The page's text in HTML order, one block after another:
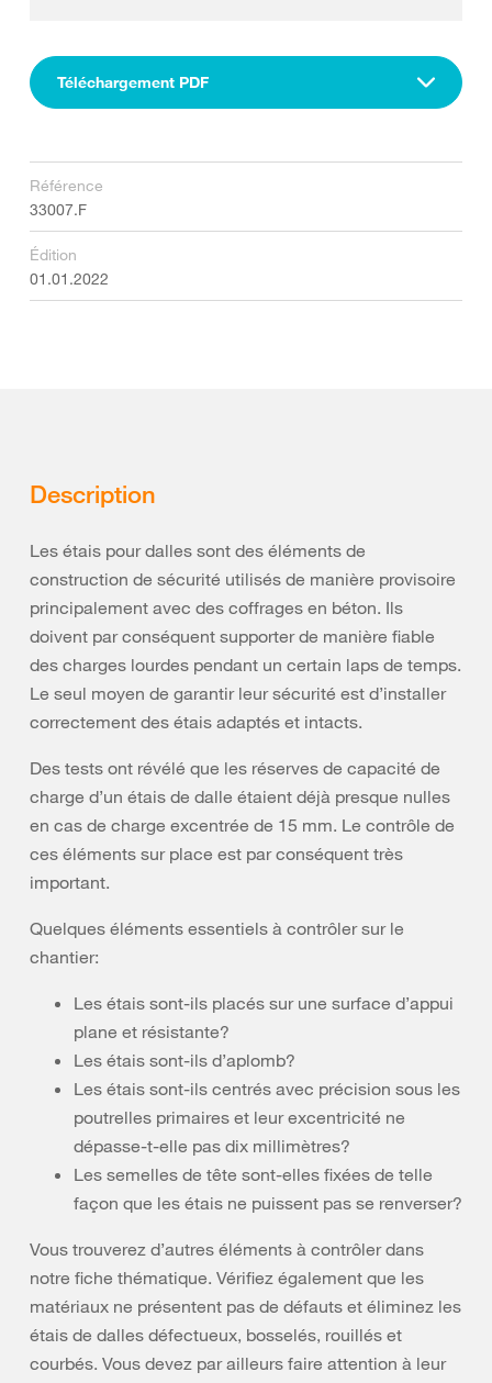
Téléchargement PDF
Référence
33007.F
Édition
01.01.2022
Description
Les étais pour dalles sont des éléments de
construction de sécurité utilisés de manière provisoire
principalement avec des coffrages en béton. Ils
doivent par conséquent supporter de manière fiable
des charges lourdes pendant un certain laps de temps.
Le seul moyen de garantir leur sécurité est d’installer
correctement des étais adaptés et intacts.
Des tests ont révélé que les réserves de capacité de
charge d’un étais de dalle étaient déjà presque nulles
en cas de charge excentrée de 15 mm. Le contrôle de
ces éléments sur place est par conséquent très
important.
Quelques éléments essentiels à contrôler sur le
chantier:
Les étais sont-ils placés sur une surface d’appui
plane et résistante?
Les étais sont-ils d’aplomb?
Les étais sont-ils centrés avec précision sous les
poutrelles primaires et leur excentricité ne
dépasse-t-elle pas dix millimètres?
Les semelles de tête sont-elles fixées de telle
façon que les étais ne puissent pas se renverser?
Vous trouverez d’autres éléments à contrôler dans
notre fiche thématique. Vérifiez également que les
matériaux ne présentent pas de défauts et éliminez les
étais de dalles défectueux, bosselés, rouillés et
courbés. Vous devez par ailleurs faire attention à leur